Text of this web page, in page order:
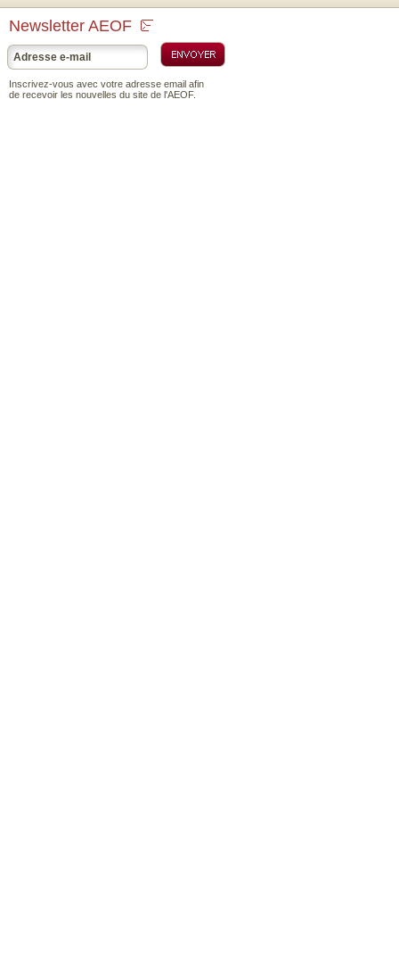
Newsletter AEOF
Inscrivez-vous avec votre adresse email afin
de recevoir les nouvelles du site de l'AEOF.